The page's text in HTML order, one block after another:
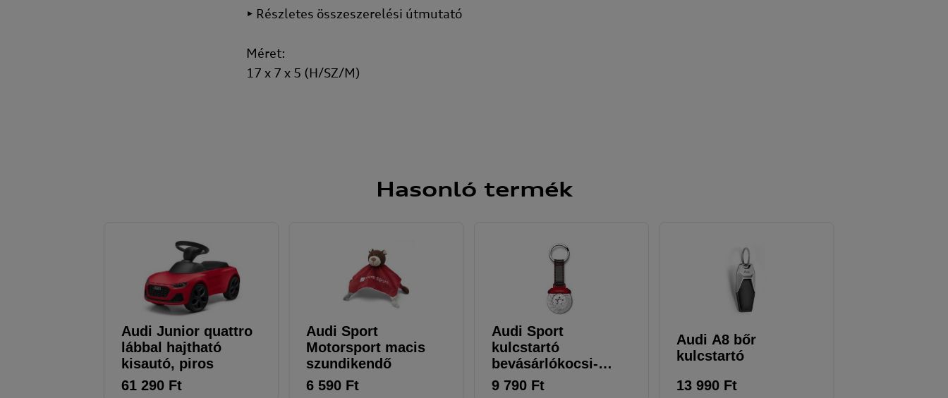
• Részletes összeszerelési útmutató
Méret:
17 x 7 x 5 (H/SZ/M)
Hasonló termék
Audi Junior quattro
lábbal hajtható
kisautó, piros
61 290 Ft
Audi Sport
Motorsport macis
szundikendő
6 590 Ft
Audi Sport
kulcstartó
bevásárlókocsi-
érmével
9 790Ft
Audi A8 bőr
kulcstartó
13 990 Ft